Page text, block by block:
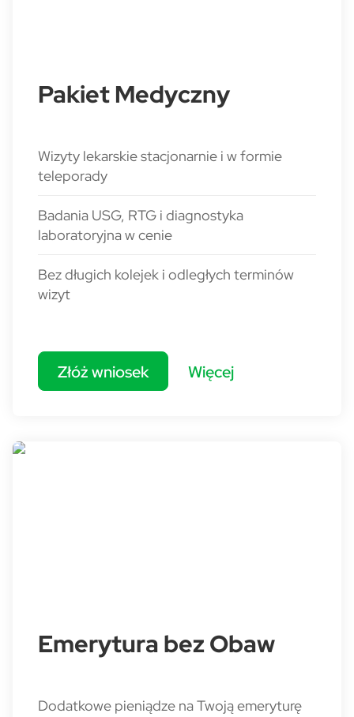
Pakiet Medyczny
Wizyty lekarskie stacjonarnie i w formie
teleporady
Badania USG, RTG i diagnostyka
laboratoryjna w cenie
Bez długich kolejek i odległych terminów
wizyt
Złóż wniosek Więcej
Emerytura bez Obaw
Dodatkowe pieniądze na Twoją emeryturę